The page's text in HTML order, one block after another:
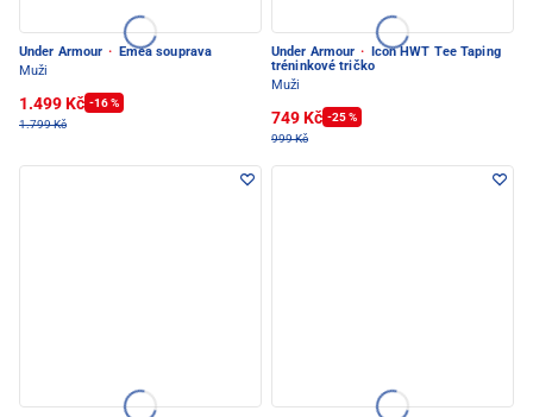
Under Armour ·
Emea souprava
Muži
1.499 Kč -16 %
1.799 Kč
Under Armour ·
Icon HWT Tee Taping
tréninkové tričko
Muži
749 Kč -25 %
999 Kč